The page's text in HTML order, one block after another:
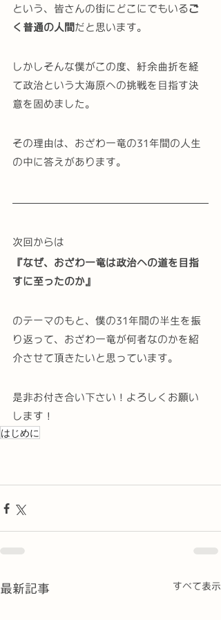
という、皆さんの街にどこにでもいるご
く普通の人間だと思います。
しかしそんな僕がこの度、紆余曲折を経
て政治という大海原への挑戦を目指す決
意を固めました。
その理由は、おざわ一竜の31年間の人生
の中に答えがあります。
次回からは
『なぜ、おざわ一竜は政治への道を目指
すに至ったのか』
のテーマのもと、僕の31年間の半生を振
り返って、おざわ一竜が何者なのかを紹
介させて頂きたいと思っています。
是非お付き合い下さい！よろしくお願い
します！
はじめに
最新記事 すべて表示